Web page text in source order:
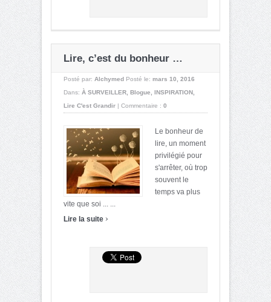
Lire, c’est du bonheur …
Posté par: Alchymed Posté le: mars 10, 2016
Dans: À SURVEILLER Blogue INSPIRATION
Lire C'est Grandir | Commentaire : 0
Le bonheur de
lire, un moment
privilégié pour
s'arrêter, où trop
souvent le
temps va plus
vite que soi ... ...
Lire la suite ›